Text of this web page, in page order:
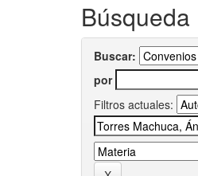
Búsqueda
Buscar:
por
Filtros actuales: